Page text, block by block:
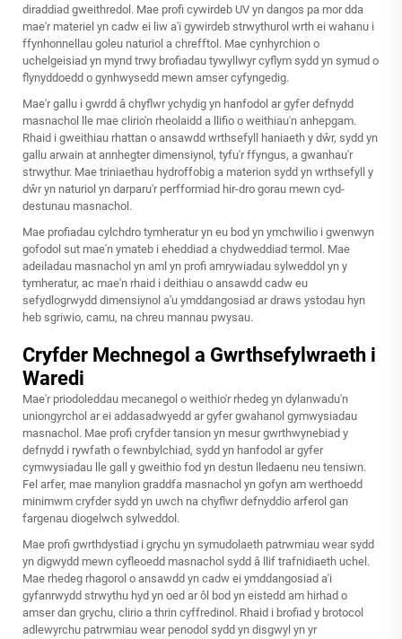
diraddiad gweithredol. Mae profi cywirdeb UV yn dangos pa mor dda
mae'r materiel yn cadw ei liw a'i gywirdeb strwythurol wrth ei wahanu i
ffynhonnellau goleu naturiol a chrefftol. Mae cynhyrchion o
uchelgeisiad yn mynd trwy brofiadau tywyllwyr cyflym sydd yn symud o
flynyddoedd o gynhwysedd mewn amser cyfyngedig.
Mae'r gallu i gwrdd â chyflwr ychydig yn hanfodol ar gyfer defnydd
masnachol lle mae clirio'n rheolaidd a llifio o weithiau'n anhepgam.
Rhaid i gweithiau rhattan o ansawdd wrthsefyll haniaeth y dŵr, sydd yn
gallu arwain at annhegter dimensiynol, tyfu'r ffyngus, a gwanhau'r
strwythur. Mae triniaethau hydroffobig a materion sydd yn wrthsefyll y
dŵr yn naturiol yn darparu'r perfformiad hir-dro gorau mewn cyd-
destunau masnachol.
Mae profiadau cylchdro tymheratur yn eu bod yn ymchwilio i gwenwyn
gofodol sut mae'n ymateb i eheddiad a chydweddiad termol. Mae
adeiladau masnachol yn aml yn profi amrywiadau sylweddol yn y
tymheratur, ac mae'n rhaid i deithiau o ansawdd cadw eu
sefydlogrwydd dimensiynol a'u ymddangosiad ar draws ystodau hyn
heb sgriwio, camu, na chreu mannau pwysau.
Cryfder Mechnegol a Gwrthsefylwraeth i
Waredi
Mae'r priodoleddau mecanegol o weithio'r rhedeg yn dylanwadu'n
uniongyrchol ar ei addasadwyedd ar gyfer gwahanol gymwysiadau
masnachol. Mae profi cryfder tansion yn mesur gwrthwynebiad y
defnydd i rywfath o fewnbylchiad, sydd yn hanfodol ar gyfer
cymwysiadau lle gall y gweithio fod yn destun lledaenu neu tensiwn.
Fel arfer, mae manylion graddfa masnachol yn gofyn am werthoedd
minimwm cryfder sydd yn uwch na chyflwr defnyddio arferol gan
fargenau diogelwch sylweddol.
Mae profi gwrthdystiad i grychu yn symudolaeth patrwmiau wear sydd
yn digwydd mewn cyfleoedd masnachol sydd â llif trafnidiaeth uchel.
Mae rhedeg rhagorol o ansawdd yn cadw ei ymddangosiad a'i
gyfanrwydd strwythu hyd yn oed ar ôl bod yn eistedd am hirhad o
amser dan grychu, clirio a thrin cyffredinol. Rhaid i brofiad y brotocol
adlewyrchu patrwmiau wear penodol sydd yn disgwyl yn yr